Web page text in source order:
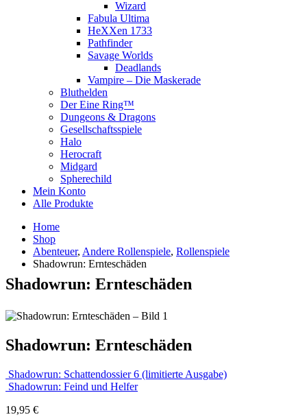
Wizard
Fabula Ultima
HeXXen 1733
Pathfinder
Savage Worlds
Deadlands
Vampire – Die Maskerade
Bluthelden
Der Eine Ring™
Dungeons & Dragons
Gesellschaftsspiele
Halo
Herocraft
Midgard
Spherechild
Mein Konto
Alle Produkte
Home
Shop
Abenteuer, Andere Rollenspiele, Rollenspiele
Shadowrun: Ernteschäden
Shadowrun: Ernteschäden
Shadowrun: Ernteschäden
Shadowrun: Schattendossier 6 (limitierte Ausgabe)
Shadowrun: Feind und Helfer
19,95 €